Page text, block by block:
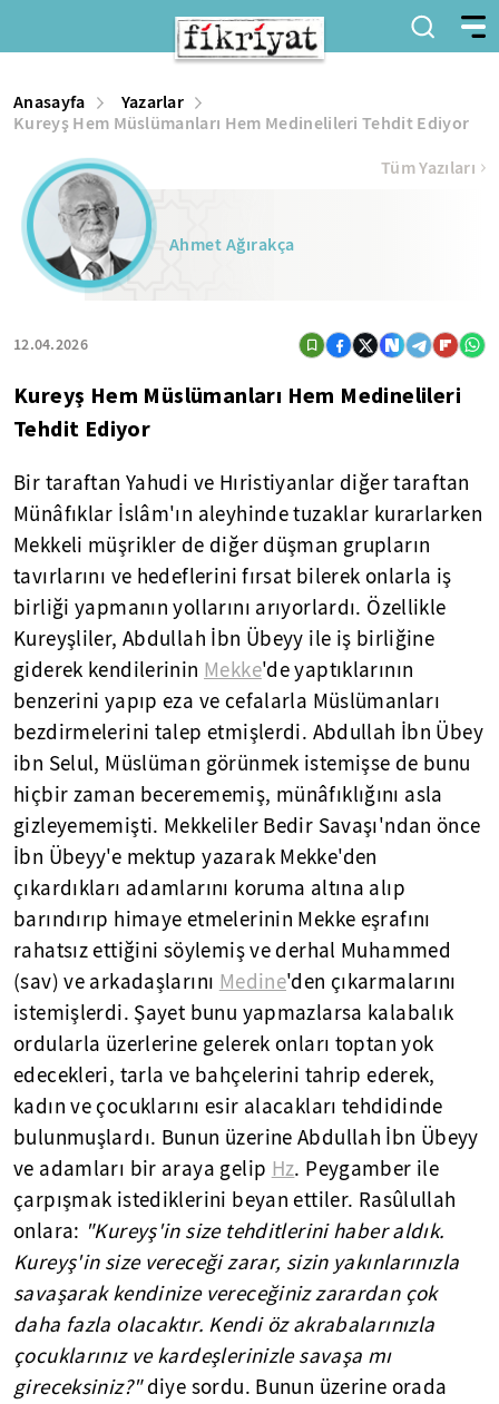
Anasayfa
Yazarlar
Kureyş Hem Müslümanları Hem Medinelileri Tehdit Ediyor
Ahmet Ağırakça
12.04.2026
Tüm Yazıları
Kureyş Hem Müslümanları Hem Medinelileri
Tehdit Ediyor
Bir taraftan Yahudi ve Hıristiyanlar diğer taraftan
Münâfıklar İslâm'ın aleyhinde tuzaklar kurarlarken
Mekkeli müşrikler de diğer düşman grupların
tavırlarını ve hedeflerini fırsat bilerek onlarla iş
birliği yapmanın yollarını arıyorlardı. Özellikle
Kureyşliler, Abdullah İbn Übeyy ile iş birliğine
giderek kendilerinin Mekke'de yaptıklarının
benzerini yapıp eza ve cefalarla Müslümanları
bezdirmelerini talep etmişlerdi. Abdullah İbn Übey
ibn Selul, Müslüman görünmek istemişse de bunu
hiçbir zaman becerememiş, münâfıklığını asla
gizleyememişti. Mekkeliler Bedir Savaşı'ndan önce
İbn Übeyy'e mektup yazarak Mekke'den
çıkardıkları adamlarını koruma altına alıp
barındırıp himaye etmelerinin Mekke eşrafını
rahatsız ettiğini söylemiş ve derhal Muhammed
(sav) ve arkadaşlarını Medine'den çıkarmalarını
istemişlerdi. Şayet bunu yapmazlarsa kalabalık
ordularla üzerlerine gelerek onları toptan yok
edecekleri, tarla ve bahçelerini tahrip ederek,
kadın ve çocuklarını esir alacakları tehdidinde
bulunmuşlardı. Bunun üzerine Abdullah İbn Übeyy
ve adamları bir araya gelip Hz. Peygamber ile
çarpışmak istediklerini beyan ettiler. Rasûlullah
onlara: "Kureyş'in size tehditlerini haber aldık.
Kureyş'in size vereceği zarar, sizin yakınlarınızla
savaşarak kendinize vereceğiniz zarardan çok
daha fazla olacaktır. Kendi öz akrabalarınızla
çocuklarınız ve kardeşlerinizle savaşa mı
gireceksiniz?"diye sordu. Bunun üzerine orada